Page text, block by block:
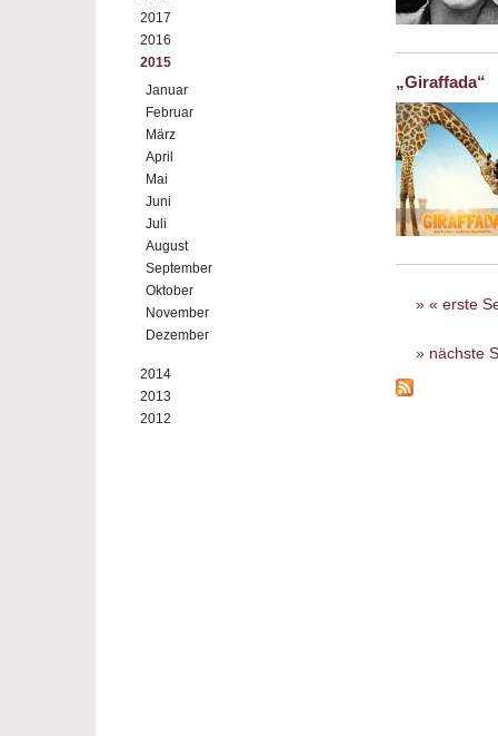
2017
2016
2015
Januar
Februar
März
April
Mai
Juni
Juli
August
September
Oktober
November
Dezember
2014
2013
2012
„Giraffada“
Seiten
« erste
nächste